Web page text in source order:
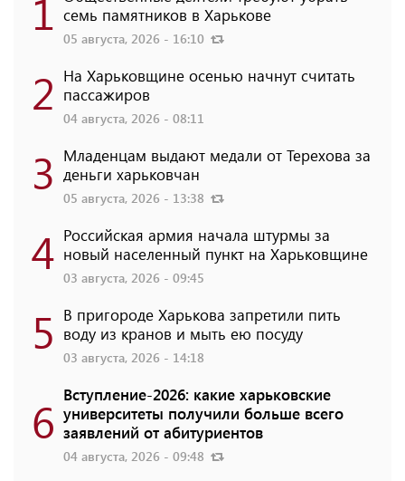
1 семь памятников в Харькове
05 августа, 2026 - 16:10
2 На Харьковщине осенью начнут считать
пассажиров
04 августа, 2026 - 08:11
3 Младенцам выдают медали от Терехова за
деньги харьковчан
05 августа, 2026 - 13:38
4 Российская армия начала штурмы за
новый населенный пункт на Харьковщине
03 августа, 2026 - 09:45
5 В пригороде Харькова запретили пить
воду из кранов и мыть ею посуду
03 августа, 2026 - 14:18
6 Вступление-2026: какие харьковские
университеты получили больше всего
заявлений от абитуриентов
04 августа, 2026 - 09:48